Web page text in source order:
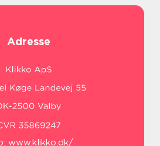
Adresse
www.klikko.dk/